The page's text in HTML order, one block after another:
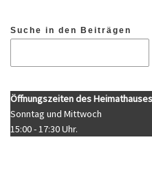
Suche in den Beiträgen
Öffnungszeiten des
Sonntag und Mittwoch
15:00 - 17:30 Uhr.